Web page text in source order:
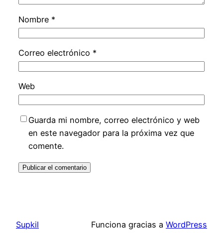
Nombre *
Correo electrónico *
Web
Guarda mi nombre, correo electrónico y web
en este navegador para la próxima vez que
comente.
Supkil Funciona gracias a WordPress